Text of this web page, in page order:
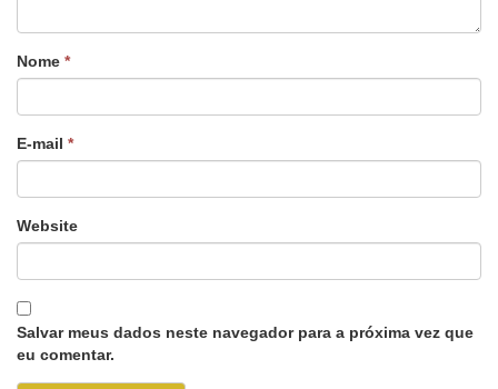
Nome *
E-mail *
Website
Salvar meus dados neste navegador para a próxima vez que
eu comentar.